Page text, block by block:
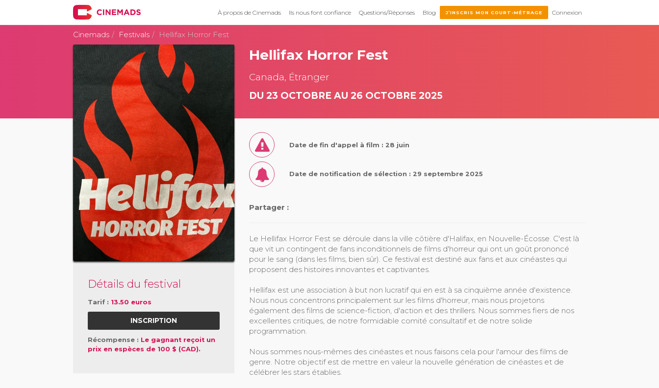
À propos de Cinemads Ils nous font confiance Questions/Réponses Blog J’INSCRIS MON COURT-MÉTRAGE Connexion
Cinemads Festivals Hellifax Horror Fest
Détails du festival
Tarif : 13.50 euros
INSCRIPTION
Récompense : Le gagnant reçoit un
prix en espèces de 100 $ (CAD).
Hellifax Horror Fest
Canada, Étranger
DU 23 OCTOBRE AU 26 OCTOBRE 2025
Date de fin d'appel à film : 28 juin
Date de notification de sélection : 29 septembre 2025
Partager :
Le Hellifax Horror Fest se déroule dans la ville côtière d'Halifax, en Nouvelle-Écosse. C'est là
que vit un contingent de fans inconditionnels de films d'horreur qui ont un goût prononcé
pour le sang (dans les films, bien sûr). Ce festival est destiné aux fans et aux cinéastes qui
proposent des histoires innovantes et captivantes.
Hellifax est une association à but non lucratif qui en est à sa cinquième année d'existence.
Nous nous concentrons principalement sur les films d'horreur, mais nous projetons
également des films de science-fiction, d'action et des thrillers. Nous sommes fiers de nos
excellentes critiques, de notre formidable comité consultatif et de notre solide
programmation.
Nous sommes nous-mêmes des cinéastes et nous faisons cela pour l'amour des films de
genre. Notre objectif est de mettre en valeur la nouvelle génération de cinéastes et de
célébrer les stars établies.